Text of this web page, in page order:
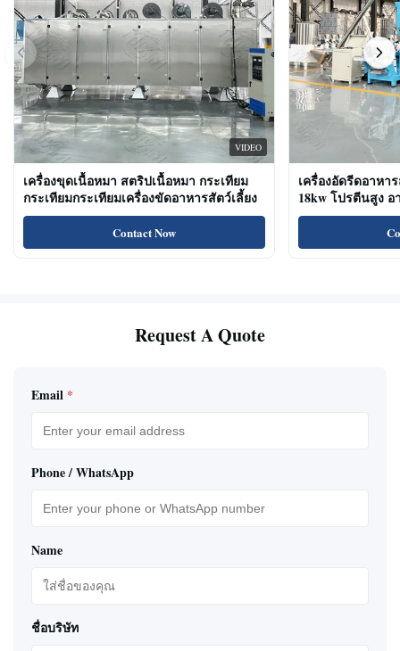
VIDEO
เครื่องขุดเนื้อหมา สตริปเนื้อหมา กระเทียม
กระเทียมกระเทียมเครื่องขัดอาหารสัตว์เลี้ยง
Contact Now
เครื่องอัดรีดอาหา
18kw โปรตีนสูง
ขนมแมว
Request A Quote
Email *
Phone / WhatsApp
Name
ชื่อบริษัท